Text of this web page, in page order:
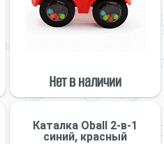
Нет в наличии
Каталка Oball 2-в-1
синий, красный